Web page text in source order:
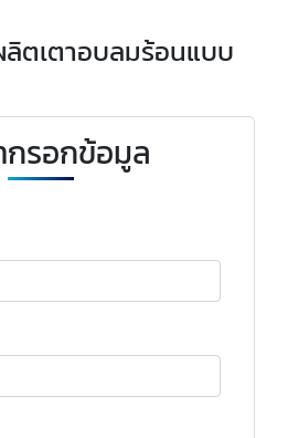
ตเตาอบลมร้อนแบบ
รอกข้อมูล